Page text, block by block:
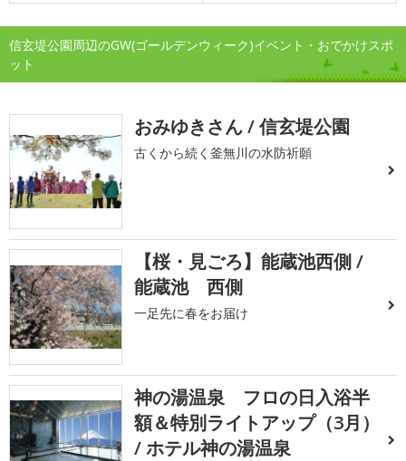
信玄堤公園周辺のGW(ゴールデンウィーク)イベント・おでかけスポ
ット
おみゆきさん / 信玄堤公園
古くから続く釜無川の水防祈願
【桜・見ごろ】能蔵池西側 /
能蔵池 西側
一足先に春をお届け
神の湯温泉 フロの日入浴半
額＆特別ライトアップ（3月）
/ ホテル神の湯温泉